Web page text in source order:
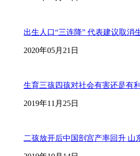
出生人口“三连降” 代表建议取消
2020年05月21日
生育三孩四孩对社会有害还是有利
2019年11月25日
二孩放开后中国剖宫产率回升 山